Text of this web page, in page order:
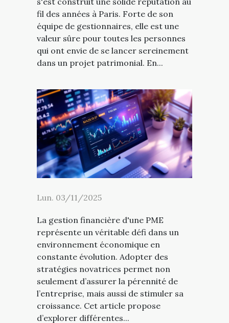
fil des années à Paris. Forte de son
équipe de gestionnaires, elle est une
valeur sûre pour toutes les personnes
qui ont envie de se lancer sereinement
dans un projet patrimonial. En...
Lun. 03/11/2025
La gestion financière d'une PME
représente un véritable défi dans un
environnement économique en
constante évolution. Adopter des
stratégies novatrices permet non
seulement d’assurer la pérennité de
l’entreprise, mais aussi de stimuler sa
croissance. Cet article propose
d’explorer différentes...